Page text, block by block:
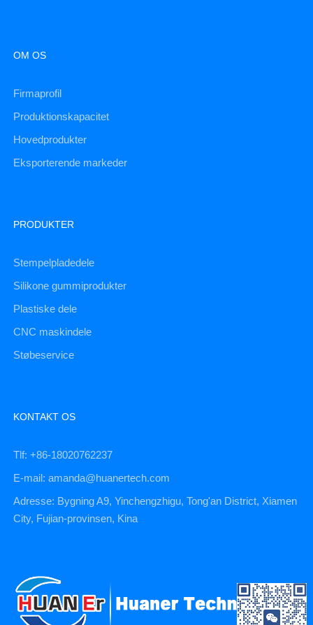
OM OS
Firmaprofil
Produktionskapacitet
Hovedprodukter
Eksporterende markeder
PRODUKTER
Stempelpladedele
Silikone gummiprodukter
Plastiske dele
CNC maskindele
Støbeservice
KONTAKT OS
Tlf: +86-18020762237
E-mail: amanda@huanertech.com
Adresse: Bygning A9, Yinchengzhigu, Tong'an District, Xiamen
City, Fujian-provinsen, Kina